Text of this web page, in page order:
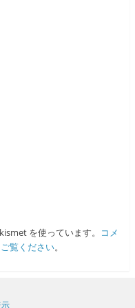
を使っています。
コメ
覧ください。